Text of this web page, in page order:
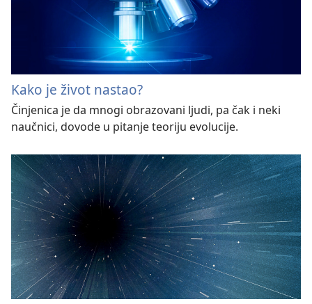
Kako je život nastao?
Činjenica je da mnogi obrazovani ljudi, pa čak i neki
naučnici, dovode u pitanje teoriju evolucije.